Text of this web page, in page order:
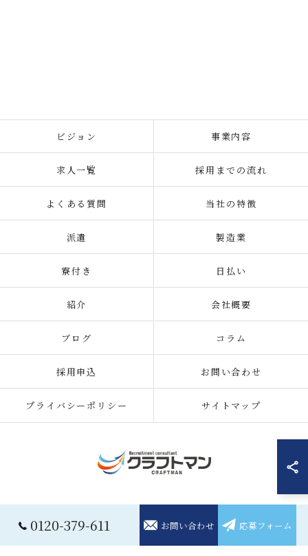
0120-379-611 お問い合わせ 応募フォーム
ビジョン 事業内容
求人一覧 採用までの流れ
よくある質問 当社の特徴
派遣 製造業
寮付き 日払い
紹介 会社概要
ブログ コラム
採用申込 お問い合わせ
プライバシーポリシー サイトマップ
© 2026 住み込みの仕事の求人なら株式会社クラフトマン ALL RIGHTS
RESERVED.